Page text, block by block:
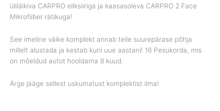
üliläikiva CARPRO eliksiiriga ja kaasasoleva CARPRO 2 Face
Mikrofiiber rätikuga!
See imeline väike komplekt annab teile suurepärase põhja
millelt alustada ja kestab kuni uue aastani! 16 Pesukorda, mis
on mõeldud autot hooldama 8 kuud.
Ärge jääge sellest uskumatust komplektist ilma!